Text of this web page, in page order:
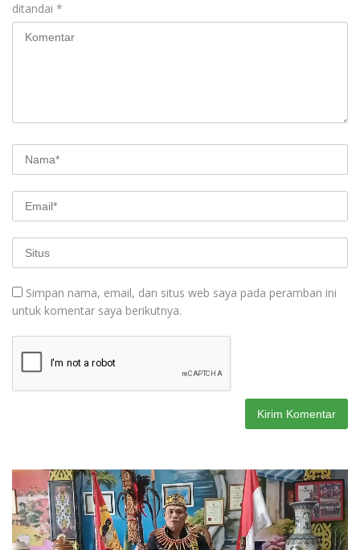
ditandai *
Simpan nama, email, dan situs web saya pada peramban ini
untuk komentar saya berikutnya.
Pemutar
Video